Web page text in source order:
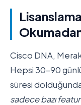
Cisco DNA,
Hepsi 30-90
süresi
sadece bazı